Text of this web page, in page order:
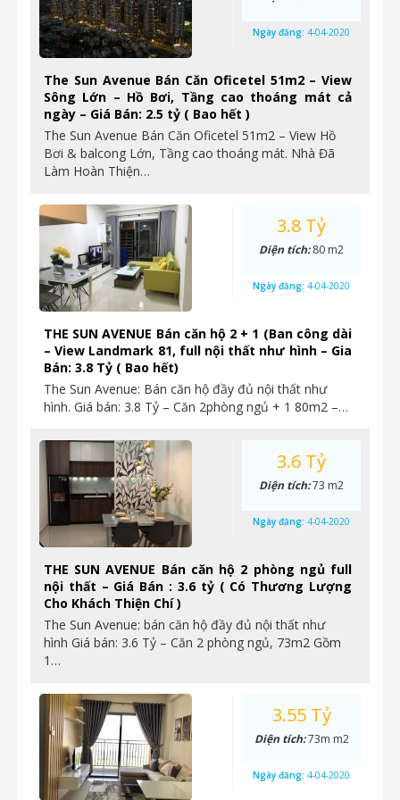
The Sun Avenue Bán Căn Oficetel 51m2 – View
Sông Lớn – Hồ Bơi, Tầng cao thoáng mát cả
ngày – Giá Bán: 2.5 tỷ ( Bao hết )
The Sun Avenue Bán Căn Oficetel 51m2 – View Hồ
Bơi & balcong Lớn, Tầng cao thoáng mát. Nhà Đã
Làm Hoàn Thiện…
Ngày đăng: 4-04-2020
THE SUN AVENUE Bán căn hộ 2 + 1 (Ban công dài
– View Landmark 81, full nội thất như hình – Gia
Bán: 3.8 Tỷ ( Bao hết)
The Sun Avenue: Bán căn hộ đầy đủ nội thất như
hình. Giá bán: 3.8 Tỷ – Căn 2phòng ngủ + 1 80m2 –…
3.8 Tỷ
Diện tích:80 m2
Ngày đăng: 4-04-2020
THE SUN AVENUE Bán căn hộ 2 phòng ngủ full
nội thất – Giá Bán : 3.6 tỷ ( Có Thương Lượng
Cho Khách Thiện Chí )
The Sun Avenue: bán căn hộ đầy đủ nội thất như
hình Giá bán: 3.6 Tỷ – Căn 2 phòng ngủ, 73m2 Gồm
1…
3.6 Tỷ
Diện tích:73 m2
Ngày đăng: 4-04-2020
3.55 Tỷ
Diện tích:73m m2
Ngày đăng: 4-04-2020